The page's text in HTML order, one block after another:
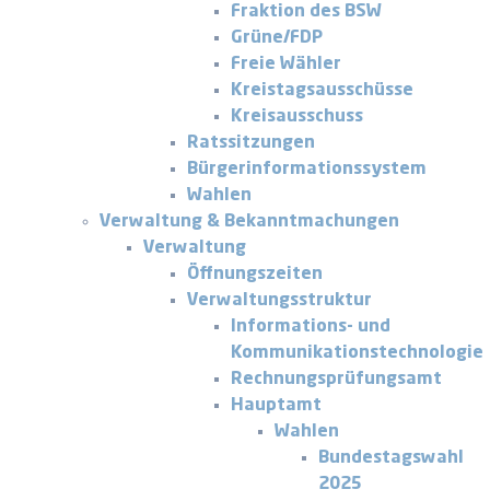
Fraktion des BSW
Grüne/FDP
Freie Wähler
Kreistagsausschüsse
Kreisausschuss
Ratssitzungen
Bürgerinformationssystem
Wahlen
Verwaltung & Bekanntmachungen
Verwaltung
Öffnungszeiten
Verwaltungsstruktur
Informations- und
Kommunikationstechnologie
Rechnungsprüfungsamt
Hauptamt
Wahlen
Bundestagswahl
2025